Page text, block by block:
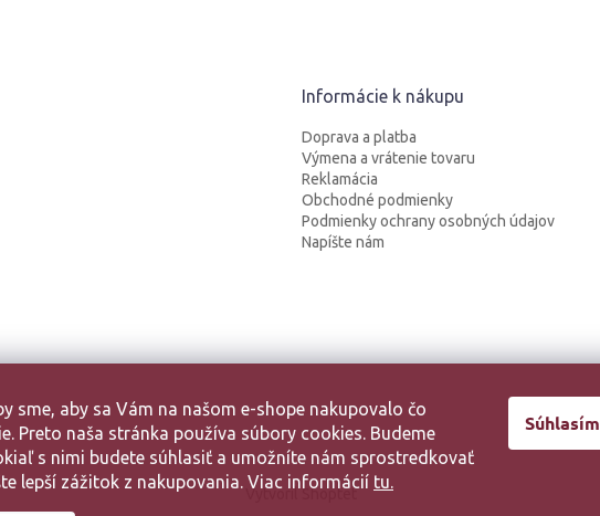
sme, aby sa Vám na našom e-shope nakupovalo čo
Preto naša stránka používa súbory cookies. Budeme
s nimi budete súhlasiť a umožníte nám sprostredkovať
lepší zážitok z nakupovania. Viac informácií tu.
Súhlasím
Informácie k nákupu
Doprava a platba
Výmena a vrátenie tovaru
Reklamácia
Obchodné podmienky
Podmienky ochrany osobných údajov
Napíšte nám
Vytvoril Shoptet